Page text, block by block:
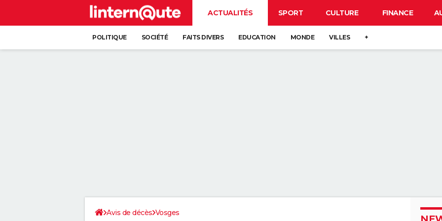
ACTUALITÉS SPORT CULTURE FINANCE
POLITIQUE SOCIÉTÉ FAITS DIVERS EDUCATION MONDE VILLES +
Avis de décès Vosges